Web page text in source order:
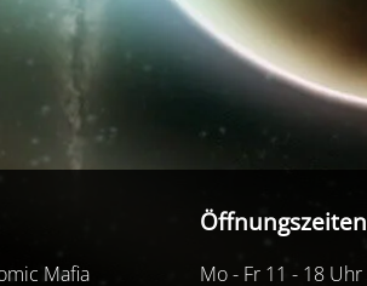
Mafia
Öffnungszeiten
Mo - Fr 11 - 18 Uhr